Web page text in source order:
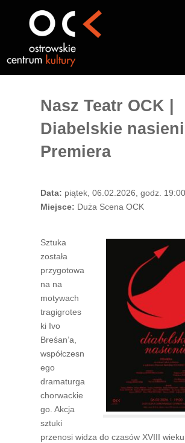
Nasz Teatr OCK |
Diabelskie
Premiera
Data: piątek, 06.02.2026, godz. 19:00
Miejsce: Duża Scena OCK
Sztuka
została
przygotowa
na na
motywach
tragigrotes
ki Ivo
Breśan’a,
współczesn
ego
dramaturga
chorwackie
go. Akcja
sztuki
przenosi widza do czasów XVIII